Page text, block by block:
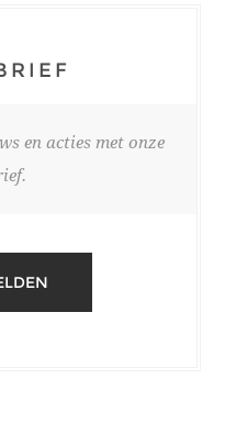
en acties met onze